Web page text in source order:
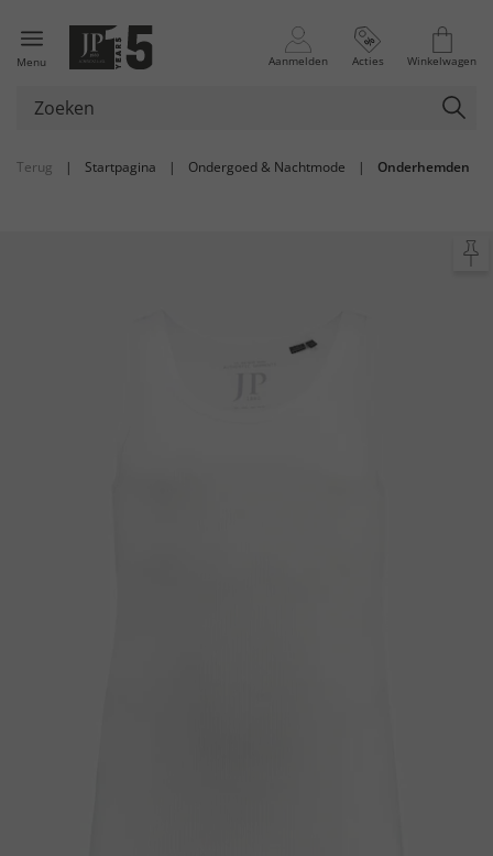
Menu Aanmelden Acties Winkelwagen
Terug | Startpagina | Ondergoed & Nachtmode | Onderhemden